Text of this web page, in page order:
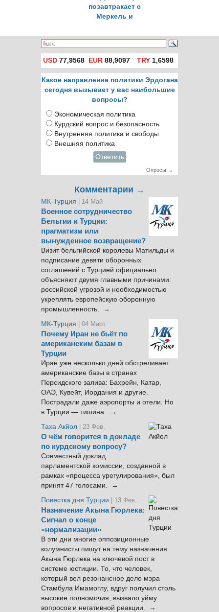
позавтракает с
Меркель и
Олландом
USD 77,9568 EUR 88,9097 TRY1,6598
Какое направление политики Эрдогана
сегодня вызывает у вас наибольшие
вопросы?
Экономическая политика
Курдский вопрос и безопасность
Внутренняя политика и свободы
Внешняя политика
Ответить
Опросы →
Комментарии →
МК-Турция | 14 Май
Военное сотрудничество
Бельгии и Турции:
прагматизм или
вынужденное возвращение?
Визит бельгийской королевы Матильды и
подписание девяти оборонных
соглашений с Турцией официально
объясняют двумя главными причинами:
российской угрозой и необходимостью
укреплять европейскую оборонную
промышленность. →
МК-Турция
| 04 Март
Почему Иран не бьёт по
американским базам в
Турции
Иран уже несколько дней обстреливает
американские базы в странах
Персидского залива: Бахрейн, Катар,
ОАЭ, Кувейт, Иордания и другие.
Пострадали даже аэропорты и отели. Но
в Турции — тишина. →
Таха Акйол | 23 Фев.
О чём говорится в докладе
по курдскому вопросу?
Совместный доклад
парламентской комиссии, созданной в
рамках «процесса урегулирования», был
принят 47 голосами. →
Повестка дня Турции
| 13 Фев.
Назначение Акына Гюрлека:
Сигнал о конце
«нормализации»
В эти дни многие оппозиционные
колумнисты пишут на тему назначения
Акына Гюрлека на ключевой пост в
системе юстиции. То, что человек,
который вел резонансное дело мэра
Стамбула Имамоглу, вдруг получил столь
высокие полномочия, вызвало уйму
вопросов и негативной реакции. →